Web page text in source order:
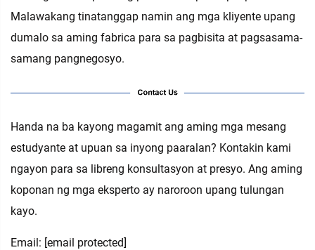
Malawakang tinatanggap namin ang mga kliyente upang
dumalo sa aming fabrica para sa pagbisita at pagsasama-
samang pangnegosyo.
Handa na ba kayong magamit ang aming mga mesang
estudyante at upuan sa inyong paaralan? Kontakin kami
ngayon para sa libreng konsultasyon at presyo. Ang aming
koponan ng mga eksperto ay naroroon upang tulungan
kayo.
Email: [email protected]